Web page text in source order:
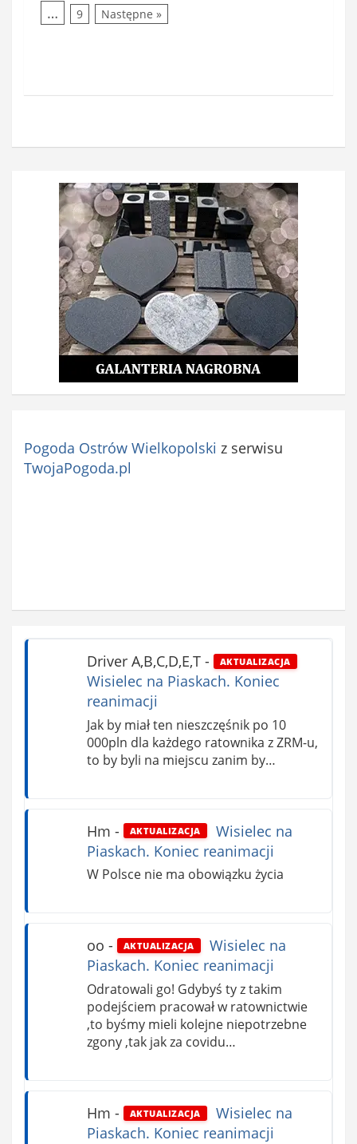
… 9 Następne »
Pogoda Ostrów Wielkopolski z serwisu
TwojaPogoda.pl
Driver A,B,C,D,E,T- AKTUALIZACJA
Wisielec na Piaskach. Koniec
reanimacji
Jak by miał ten nieszczęśnik po 10
000pln dla każdego ratownika z ZRM-u,
to by byli na miejscu zanim by…
Hm - AKTUALIZACJA
Wisielec na
Piaskach. Koniec reanimacji
W Polsce nie ma obowiązku życia
oo - AKTUALIZACJA
Wisielec na
Piaskach. Koniec reanimacji
Odratowali go! Gdybyś ty z takim
podejściem pracował w ratownictwie
,to byśmy mieli kolejne niepotrzebne
zgony ,tak jak za covidu…
Hm - AKTUALIZACJA
Wisielec na
Piaskach. Koniec reanimacji